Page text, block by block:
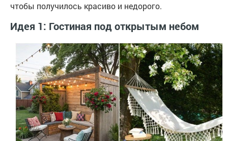
чтобы получилось красиво и недорого.
Идея 1: Гостиная под открытым небом